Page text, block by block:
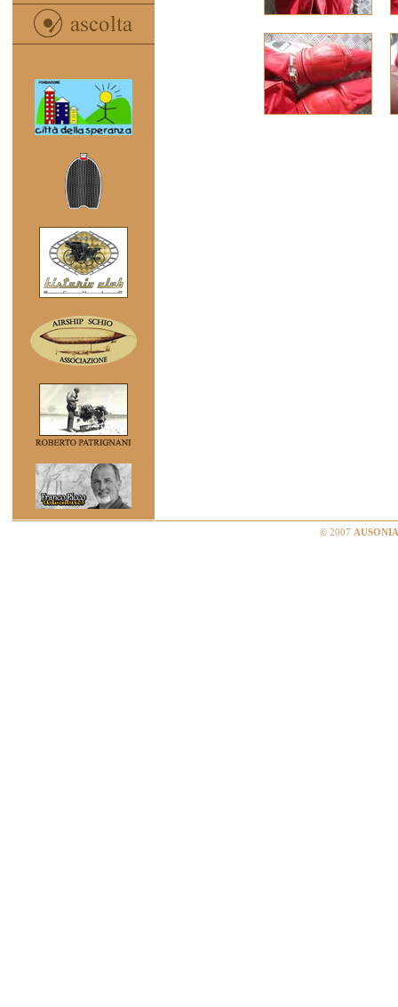
© 2007